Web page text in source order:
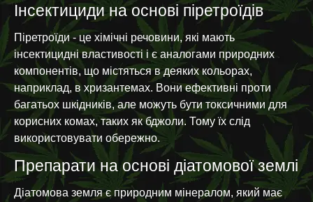
Інсектициди на основі піретроїдів
Піретроїди - це хімічні речовини, які мають
інсектицидні властивості і є аналогами природних
компонентів, що містяться в деяких кольорах,
наприклад, в хризантемах. Вони ефективні проти
багатьох шкідників, але можуть бути токсичними для
корисних комах, таких як бджоли. Тому їх слід
використовувати обережно.
Препарати на основі діатомової землі
Діатомова земля є природним мінералом, який має